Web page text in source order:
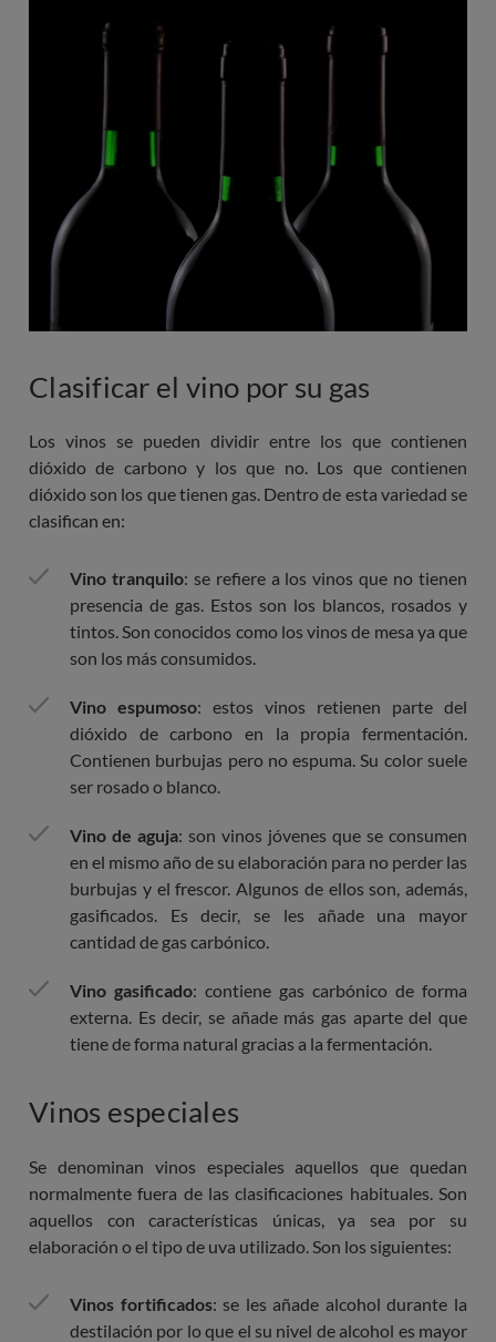
Clasificar el vino por su gas
Los vinos se pueden dividir entre los que contienen
dióxido de carbono y los que no. Los que contienen
dióxido son los que tienen gas. Dentro de esta variedad se
clasifican en:
Vino tranquilo: se refiere a los vinos que no tienen
presencia de gas. Estos son los blancos, rosados y
tintos. Son conocidos como los vinos de mesa ya que
son los más consumidos.
Vino espumoso: estos vinos retienen parte del
dióxido de carbono en la propia fermentación.
Contienen burbujas pero no espuma. Su color suele
ser rosado o blanco.
Vino de aguja: son vinos jóvenes que se consumen
en el mismo año de su elaboración para no perder las
burbujas y el frescor. Algunos de ellos son, además,
gasificados. Es decir, se les añade una mayor
cantidad de gas carbónico.
Vino gasificado: contiene gas carbónico de forma
externa. Es decir, se añade más gas aparte del que
tiene de forma natural gracias a la fermentación.
Vinos especiales
Se denominan vinos especiales aquellos que quedan
normalmente fuera de las clasificaciones habituales. Son
aquellos con características únicas, ya sea por su
elaboración o el tipo de uva utilizado. Son los siguientes:
Vinos fortificados: se les añade alcohol durante la
destilación por lo que el su nivel de alcohol es mayor